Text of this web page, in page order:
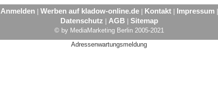
Anmelden| Werben auf kladow-online.de| Kontakt| Impressum|
Datenschutz AGB Sitemap
© by MediaMarketing Berlin 2005-2021
Adressenwartungsmeldung